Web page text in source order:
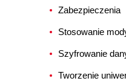
Zabezpieczenia
Stosowanie
Szyfrowanie
Tworzenie